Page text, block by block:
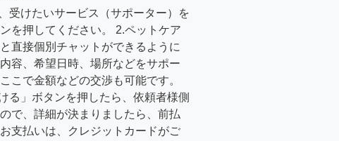
受けたいサービス（サポーター）を
を押してください。 2.ペットケア
直接個別チャットができるように
容、希望日時、場所などをサポー
こで金額などの交渉も可能です。
る」ボタンを押したら、依頼者様側
で、詳細が決まりましたら、前払
支払いは、クレジットカードがご